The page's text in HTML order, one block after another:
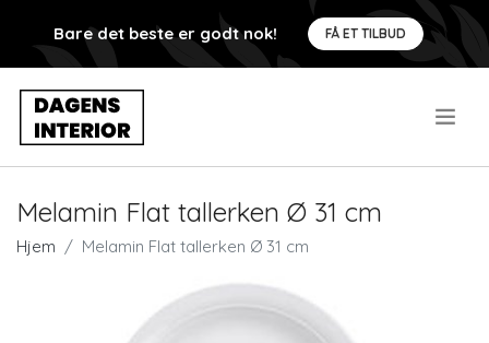
Bare det beste er godt nok! FÅ ET TILBUD
Melamin Flat tallerken Ø 31 cm
Hjem Melamin Flat tallerken Ø 31 cm